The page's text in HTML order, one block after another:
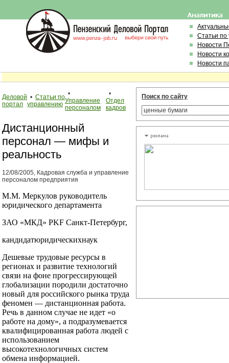
Статьи по
Новости
Новости
Новости
Деловой
портал
• Статьи по
управлению
•
Управление
персоналом
•
Отдел
кадров
Дистанционный
персонал — мифы и
реальность
12/08/2005, Кадровая служба и управление
персоналом предприятия
М.М. Меркулов руководитель
юридического департамента
ЗАО «МКД» PKF Санкт-Петербург,
кандидатюридическихнаук
Дешевые трудовые ресурсы в
регионах и развитие технологий
связи на фоне прогрессирующей
глобализации породили достаточно
новый для российского рынка труда
феномен — дистанционная работа.
Речь в данном случае не идет «о
работе на дому», а подразумевается
квалифицированная работа людей с
использованием
высокотехнологичных систем
обмена информацией.
Поиск по сайту